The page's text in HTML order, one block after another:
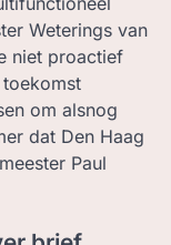
Weterings van
niet proactief
om alsnog
dat Den Haag
Paul